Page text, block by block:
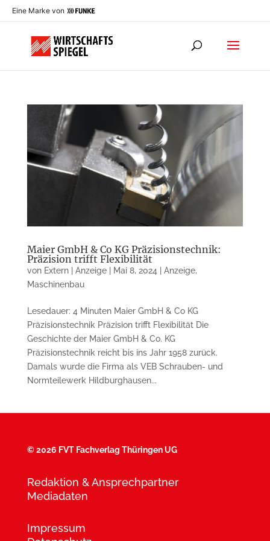
Eine Marke von
Maier GmbH & Co KG Präzisionstechnik:
Präzision trifft Flexibilität
von Extern | Anzeige| Mai 8, 2024 | Anzeige,
Maschinenbau
Lesedauer: 4 Minuten Maier GmbH & Co KG
Präzisionstechnik Präzision trifft Flexibilität Die
Geschichte der Maier GmbH & Co. KG
Präzisionstechnik reicht bis ins Jahr 1958 zurück.
Damals wurde die Firma als VEB Schrauben- und
Normteilewerk Hildburghausen...
©2026 FVT Fachverlag Thüringen UG
Redaktion & Ansprechpartner
Mediadaten
Impressum